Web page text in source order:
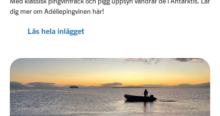
dig mer om Adéliepingvinen här!
Läs hela inlägget